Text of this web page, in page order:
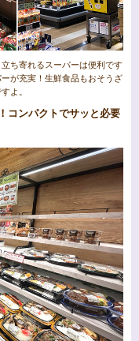
ち寄れるスーパーは便利です
が充実！生鮮食品もおそうざ
よ。
コンパクトでサッと必要